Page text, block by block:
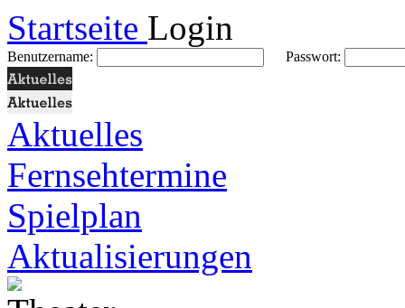
Startseite Login
Benutzername: Passwort:
Aktuelles
Fernsehtermine
Spielplan
Aktualisierungen